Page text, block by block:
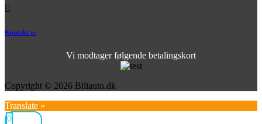
Kontakt os
Vi modtager følgende betalingskort
Copyright © 2026 Biliauto.dk
Translate »
0